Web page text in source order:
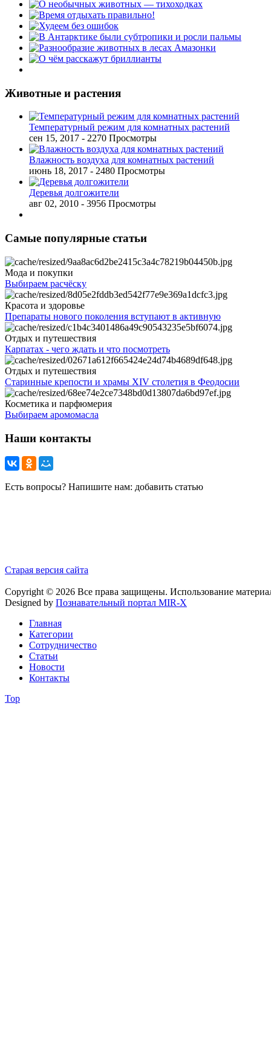
Животные и растения
Температурный режим для комнатных растений
сен 15, 2017 - 2270 Просмотры
Влажность воздуха для комнатных растений
июнь 18, 2017 - 2480 Просмотры
Деревья долгожители
авг 02, 2010 - 3956 Просмотры
Самые популярные статьи
Мода и покупки
Выбираем расчёску
Красота и здоровье
Препараты нового поколения вступают в активную
Отдых и путешествия
Карпатах - чего ждать и что посмотреть
Отдых и путешествия
Старинные крепости и храмы XIV столетия в Феодосии
Косметика и парфюмерия
Выбираем аромомасла
Наши контакты
Есть вопросы? Напишите нам: добавить статью
Старая версия сайта
Copyright © 2026 Все права защищены. Использование
Designed by Познавательный портал MIR-X
Главная
Категории
Сотрудничество
Статьи
Новости
Контакты
Top